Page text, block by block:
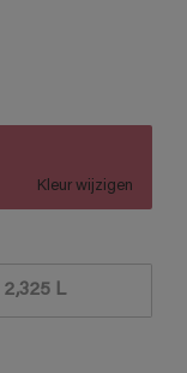
Kleur wijzigen
2,325 L